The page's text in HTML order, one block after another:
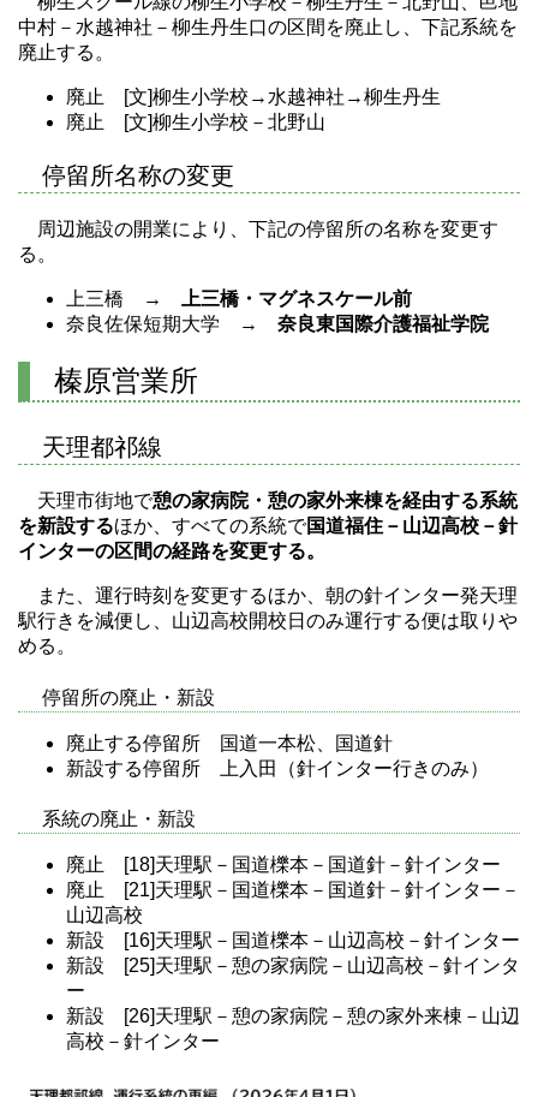
中村－水越神社－柳生丹生口の区間を廃止し、下記系統を
廃止する。
廃止 [文]柳生小学校→水越神社→柳生丹生
廃止 [文]柳生小学校－北野山
停留所名称の変更
周辺施設の開業により、下記の停留所の名称を変更す
る。
上三橋 → 上三橋・マグネスケール前
奈良佐保短期大学 → 奈良東国際介護福祉学院
榛原営業所
天理都祁線
天理市街地で憩の家病院・憩の家外来棟を経由する系統
を新設するほか、すべての系統で国道福住－山辺高校－針
インターの区間の経路を変更する。
また、運行時刻を変更するほか、朝の針インター発天理
駅行きを減便し、山辺高校開校日のみ運行する便は取りや
める。
停留所の廃止・新設
廃止する停留所 国道一本松、国道針
新設する停留所 上入田（針インター行きのみ）
系統の廃止・新設
廃止 [18]天理駅－国道櫟本－国道針－針インター
廃止 [21]天理駅－国道櫟本－国道針－針インター－
山辺高校
新設 [16]天理駅－国道櫟本－山辺高校－針インター
新設 [25]天理駅－憩の家病院－山辺高校－針インタ
ー
新設 [26]天理駅－憩の家病院－憩の家外来棟－山辺
高校－針インター